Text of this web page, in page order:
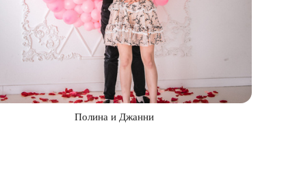
Полина и Джанни